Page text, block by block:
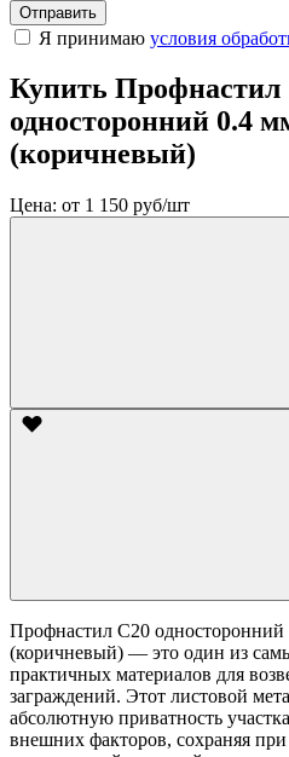
Отправить
Я принимаю условия
Купить Профнастил
односторонний 0.4
(коричневый)
Цена: от 1 150 руб/шт
Профнастил С20
(коричневый) — это один из
практичных материалов для
заграждений. Этот листовой
абсолютную приватность
внешних факторов, сохраняя